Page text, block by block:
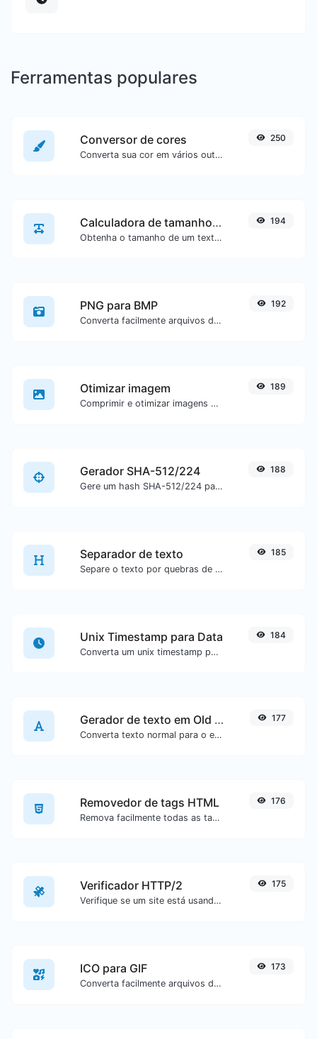
Ferramentas populares
Conversor de cores
Converta sua cor em vários outros formatos.
250
Calculadora de tamanho de texto
Obtenha o tamanho de um texto em Bytes (B), Kilobytes (KB) ou Megabytes (MB).
194
PNG para BMP
Converta facilmente arquivos de imagem PNG para BMP.
192
Otimizar imagem
Comprimir e otimizar imagens para um tamanho menor, mas mantendo alta qualidade.
189
Gerador SHA-512/224
Gere um hash SHA-512/224 para qualquer entrada de texto.
188
Separador de texto
Separe o texto por quebras de linha, vírgulas, pontos...etc.
185
Unix Timestamp para Data
Converta um unix timestamp para UTC e sua data local.
184
Gerador de texto em Old English
Converta texto normal para o estilo de fonte Old English.
177
Removedor de tags HTML
Remova facilmente todas as tags HTML de um bloco de texto.
176
Verificador HTTP/2
Verifique se um site está usando o novo protocolo HTTP/2 ou não.
175
ICO para GIF
Converta facilmente arquivos de imagem ICO para GIF.
173